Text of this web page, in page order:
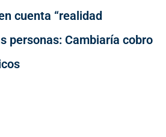
cuenta “realidad
personas: Cambiaría cobro